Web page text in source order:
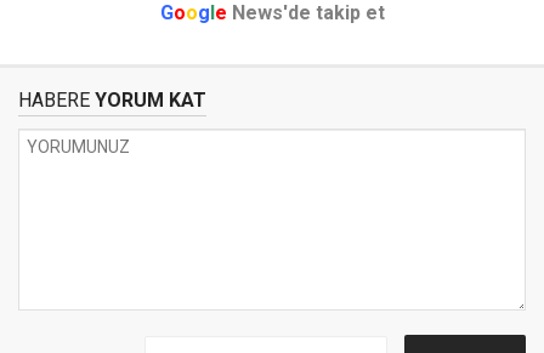
Google News'de takip et
HABERE YORUM KAT